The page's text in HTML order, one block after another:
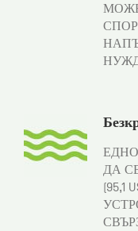
ЕДНО
ДА
(95,1